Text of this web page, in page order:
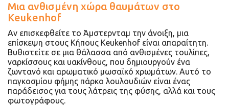
Μια ανθισμένη χώρα θαυμάτων στο
Keukenhof
Αν επισκεφθείτε το Άμστερνταμ την άνοιξη, μια
επίσκεψη στους Κήπους Keukenhof είναι απαραίτητη.
Βυθιστείτε σε μια θάλασσα από ανθισμένες τουλίπες,
ναρκίσσους και υακίνθους, που δημιουργούν ένα
ζωντανό και αρωματικό μωσαϊκό χρωμάτων. Αυτό το
παγκοσμίου φήμης πάρκο λουλουδιών είναι ένας
παράδεισος για τους λάτρεις της φύσης, αλλά και τους
φωτογράφους.